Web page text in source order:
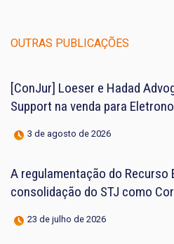
OUTRAS PUBLICAÇÕES
[ConJur] Loeser e Hadad
Support na venda para
3 de agosto de 2026
A regulamentação do Recurso
consolidação do STJ como
23 de julho de 2026